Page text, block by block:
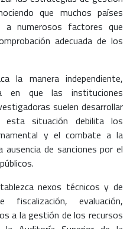
que muchos países
a numerosos factores que
adecuada de los
la manera independiente,
en que las instituciones
suelen desarrollar
esta situación debilita los
y el combate a la
ausencia de sanciones por el
nexos técnicos y de
evaluación,
a la gestión de los recursos